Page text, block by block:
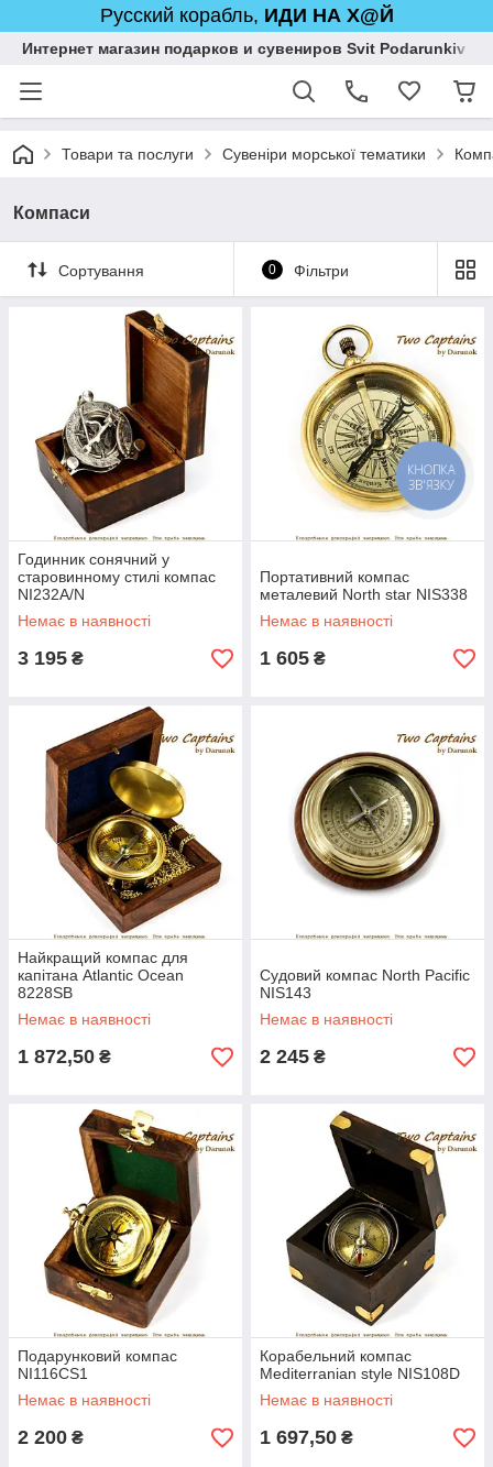
Русский корабль, ИДИ НА Х@Й
Интернет магазин подарков и сувениров Svit Podarunkiv
Товари та послуги Сувеніри морської тематики
Компаси
Сортування 0 Фільтри
Годинник сонячний у
старовинному стилі компас
NI232A/N
Немає в наявності
3 195 ₴
Портативний компас
металевий North star NIS338
Немає в наявності
1 605 ₴
Найкращий компас для
капітана Atlantic Ocean
8228SB
Немає в наявності
1 872,50 ₴
Судовий компас North Pacific
NIS143
Немає в наявності
2 245 ₴
Подарунковий компас
NI116CS1
Немає в наявності
2 200 ₴
Корабельний компас
Mediterranian style NIS108D
Немає в наявності
1 697,50 ₴
КНОПКА
ЗВ'ЯЗКУ